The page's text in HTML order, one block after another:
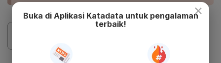
×
Buka di Aplikasi Katadata untuk pengalaman
terbaik!